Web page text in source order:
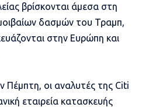
βρίσκονται άμεσα στη
δασμών του Τραμπ,
στην Ευρώπη και
Πέμπτη, οι αναλυτές της Citi
εταιρεία κατασκευής